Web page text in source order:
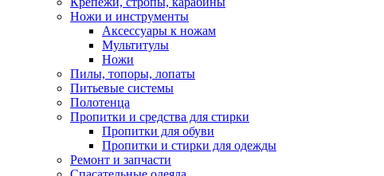
Ножи и инструменты
Аксессуары к ножам
Мультитулы
Ножи
Пилы, топоры, лопаты
Питьевые системы
Полотенца
Пропитки и средства для стирки
Пропитки для обуви
Пропитки и стирки для одежды
Ремонт и запчасти